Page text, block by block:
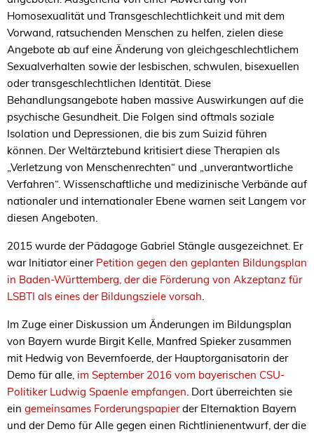
Homosexualität und Transgeschlechtlichkeit und mit dem
Vorwand, ratsuchenden Menschen zu helfen, zielen diese
Angebote ab auf eine Änderung von gleichgeschlechtlichem
Sexualverhalten sowie der lesbischen, schwulen, bisexuellen
oder transgeschlechtlichen Identität. Diese
Behandlungsangebote haben massive Auswirkungen auf die
psychische Gesundheit. Die Folgen sind oftmals soziale
Isolation und Depressionen, die bis zum Suizid führen
können. Der Weltärztebund kritisiert diese Therapien als
„Verletzung von Menschenrechten“ und „unverantwortliche
Verfahren“. Wissenschaftliche und medizinische Verbände auf
nationaler und internationaler Ebene warnen seit Langem vor
diesen Angeboten.
2015 wurde der Pädagoge Gabriel Stängle ausgezeichnet. Er
war Initiator einer Petition gegen den geplanten Bildungsplan
in Baden-Württemberg, der die Förderung von Akzeptanz für
LSBTI als eines der Bildungsziele vorsah
Im Zuge einer Diskussion um Änderungen im Bildungsplan
von Bayern wurde Birgit Kelle, Manfred Spieker zusammen
mit Hedwig von Bevernfoerde, der Hauptorganisatorin der
Demo für alle, im September 2016 vom bayerischen CSU-
Politiker Ludwig Spaenle empfangen . Dort überreichten sie
ein gemeinsames Forderungspapierder Elternaktion Bayern
und der Demo für Alle gegen einen Richtlinienentwurf, der die